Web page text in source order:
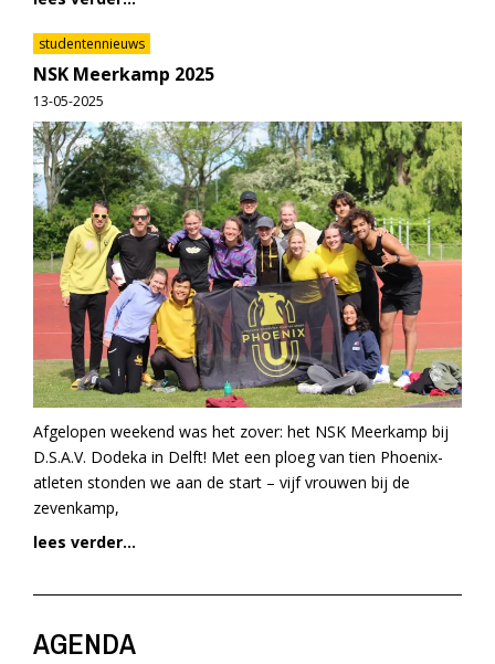
studentennieuws
NSK Meerkamp 2025
13-05-2025
Afgelopen weekend was het zover: het NSK Meerkamp bij
D.S.A.V. Dodeka in Delft! Met een ploeg van tien Phoenix-
atleten stonden we aan de start – vijf vrouwen bij de
zevenkamp,
lees verder...
AGENDA